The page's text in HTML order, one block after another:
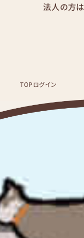
法人の方は
TOPログイン